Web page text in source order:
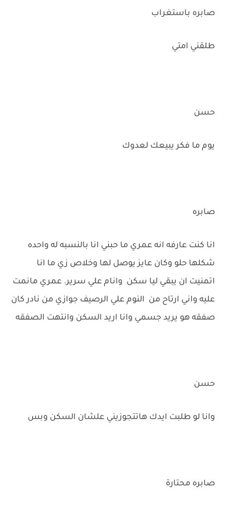
صابره باستغراب
طلقني امتي
حسن
يوم ما فكر يبيعك لعدوك
صابره
انا كنت عارفه انه عمري ما حبني انا بالنسبه له واحده
شكلها حلو وكان عايز يوصل لها وخلاص زي ما انا
اتمنيت ان يبقي ليا سكن وانام علي سرير. عمري مانمت
عليه واني ارتاح من النوم علي الرصيف جوازي من نادر كان
صفقه هو يريد جسمي وانا اريد السكن وانتهت الصفقه
حسن
وانا لو طلبت ايدك هاتتجوزيني علشان السكن وبس
صابره محتارة